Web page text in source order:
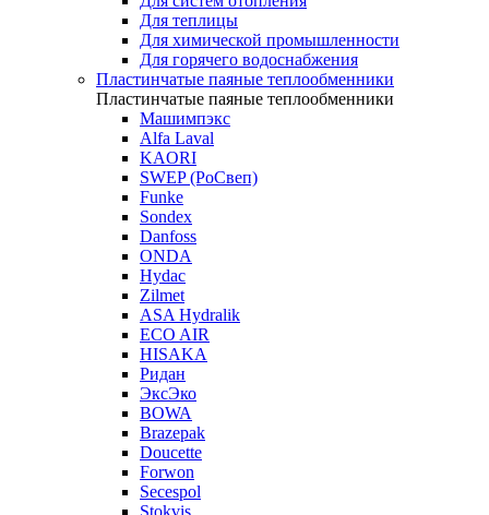
Для теплицы
Для химической промышленности
Для горячего водоснабжения
Пластинчатые паяные теплообменники
Пластинчатые паяные теплообменники
Машимпэкс
Alfa Laval
KAORI
SWEP (РоСвеп)
Funke
Sondex
Danfoss
ONDA
Hydac
Zilmet
ASA Hydralik
ECO AIR
HISAKA
Ридан
ЭксЭко
BOWA
Brazepak
Doucette
Forwon
Secespol
Stokvis